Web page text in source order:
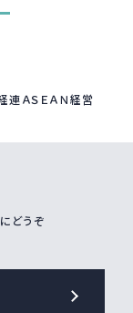
連ＡＳＥＡＮ経営
どうぞ